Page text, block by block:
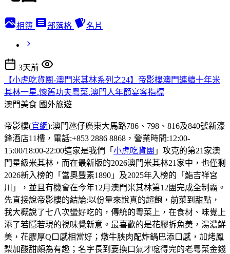
相簿 部落格 名片
3天前
【小虎吃貨團-澳門米其林系列之24】帝影樓澳門連續十年米
其林一星.懷舊功夫粵菜.澳門人年節宴客指標
澳門美食 國外旅遊
帝影樓(官網):澳門氹仔廣東大馬路786、798、816及840號新濠
鋒酒店11樓，電話:+853 2886 8868，營業時間:12:00-
15:00/18:00-22:00這家是我們「 小虎吃貨團 」攻克的第21家澳
門星級米其林，而在最新版的2026澳門米其林21家中，也僅剩
2026新入榜的「當奧豐素1890」及2025年入榜的「鮨吉祥宮
川」，並且有機會在今年12月澳門米其林第12團完成全制霸。
先直接說帝影樓的結論:以份量來說真的超飽，前菜到甜點，
我大概說了七八次蠻好吃的，傳統的粵菜上，在食材、味覺上
添了若隱若現的視味覺新意。最喜歡的是花膠拆魚𡙡，湯濃鮮
美，花膠厚Q口感相當好；燉牛脥肉配炸鍋巴添口感，加烤鳳
梨加酸甜頗為有趣；名字長到要換口氣才唸得完的老粵菜金錢